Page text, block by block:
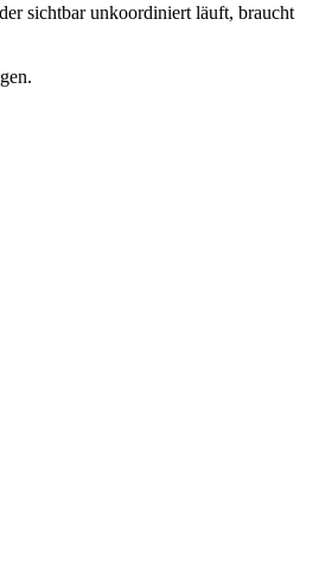
sichtbar unkoordiniert läuft, braucht